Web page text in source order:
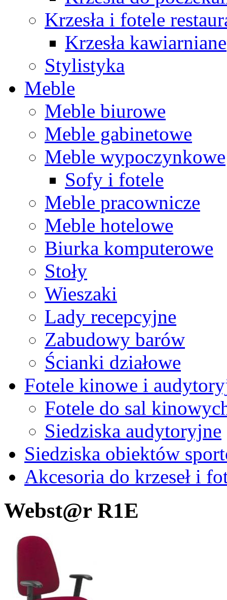
Krzesła i fotele
Krzesła kawiarniane
Stylistyka
Meble
Meble biurowe
Meble gabinetowe
Meble wypoczynkowe
Sofy i fotele
Meble pracownicze
Meble hotelowe
Biurka komputerowe
Stoły
Wieszaki
Lady recepcyjne
Zabudowy barów
Ścianki działowe
Fotele kinowe i
Fotele do sal
Siedziska audytoryjne
Siedziska obiektów
Akcesoria do krzeseł i
Webst@r R1E